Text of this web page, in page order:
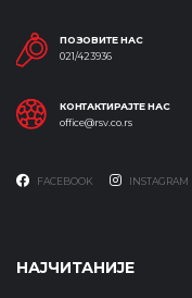
ПОЗОВИТЕ НАС
021/423936
КОНТАКТИРАЈТЕ НАС
office@rsv.co.rs
FACEBOOK INSTAGRAM
НАЈЧИТАНИЈЕ